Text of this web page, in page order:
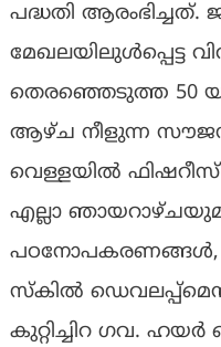
പദ്ധതി ആരംഭിച്ചത്.
മേഖലയിലുൾപ്പെട്ട
തെരഞ്ഞെടുത്ത 50
ആഴ്ച നീളുന്ന
വെള്ളയിൽ
എല്ലാ
പഠനോപകരണങ്ങൾ,
സ്കിൽ
കുറ്റിച്ചിറ ഗവ.